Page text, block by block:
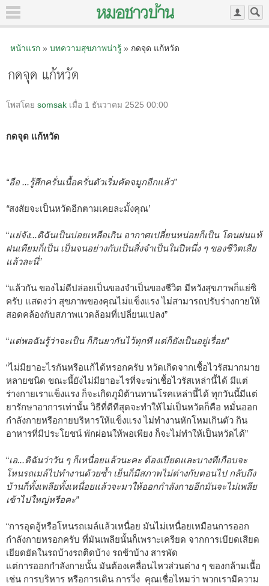
หน้าแรก» บทความสุขภาพน่ารู้» กดจุด แก้หวัด
กดจุด แก้หวัด
โพสโดย somsak เมื่อ 1 ธันวาคม 2525 00:00
กดจุด แก้หวัด
“อือ ...รู้สึกครั่นเนื้อครั่นตัวเริ่มคัดจมูกอีกแล้ว”
“สงสัยจะเป็นหวัดอีกตามเคยละมั้งคุณ’
“แย่จัง...ดิฉันเป็นบ่อยเหลือเกิน อากาศเปลี่ยนหน่อยก็เป็น โดนฝนแท้
ฝนเทียมก็เป็น เป็นจนอย่างกับเป็นสิ่งจำเป็นในปีหนึ่ง ๆ ของชีวิตเสีย
แล้วละนี่”
“แล้วกัน ของไม่ดีปล่อยเป็นของจำเป็นของชีวิต มีหวังสุขภาพก็แย่ซิ
ครับ แสดงว่า สุขภาพของคุณไม่แข็งแรง ไม่สามารถปรับร่างกายให้
สอดคล้องกับสภาพแวดล้อมที่เปลี่ยนแปลง”
“แต่พอฉันรู้ว่าจะเป็น ก็กินยากันไว้ทุกที แต่ก็ยังเป็นอยู่เรื่อย”
“ไม่มียาอะไรกันหรือแก้ได้หรอกครับ หวัดเกิดจากเชื้อไวรัสมากมาย
หลายชนิด ขณะนี้ยังไม่มียาอะไรที่จะฆ่าเชื้อไวรัสเหล่านี้ได้ มีแต่
ร่างกายเราแข็งแรง ก็จะเกิดภูมิต้านทานโรคเหล่านี้ได้ ทุกวันนี้มีแต่
ยารักษาอาการเท่านั้น วิธีที่ดีทีสุดจะทำให้ไม่เป็นหวัดก็คือ หมั่นออก
กำลังกายหรือกายบริหารให้แข็งแรง ไม่ทำงานหักโหมเกินตัว กิน
อาหารที่มีประโยชน์ พักผ่อนให้พอเพียง ก็จะไม่ทำให้เป็นหวัดได้”
“เอ...ดิฉันว่าวัน ๆ ก็เหนื่อยแล้วนะคะ ต้องเบียดและบางทีเกือบจะ
โหนรถเมล์ไปทำงานด้วยซ้ำ เย็นก็มีสภาพไม่ต่างกับตอนไป กลับถึง
บ้านก็ทั้งเพลียทั้งเหนื่อยแล้วจะมาให้ออกกำลังกายอีกมันจะไม่เพลีย
เข้าไปใหญ่หรือคะ”
“การอุดอู้หรือโหนรถเมล์แล้วเหนื่อย มันไม่เหนื่อยเหมือนการออก
กำลังกายหรอกครับ ที่มันเพลียนั้นก็เพราะเครียด จากการเบียดเสียด
เยียดยัดในรถบ้างรถติดบ้าง รถช้าบ้าง สารพัด
แต่การออกกำลังกายนั้น มันต้องเคลื่อนไหวส่วนต่าง ๆ ของกล้ามเนื้อ
เช่น การบริหาร หรือการเดิน การวิ่ง คุณเชื่อไหมว่า พวกเรามีความ